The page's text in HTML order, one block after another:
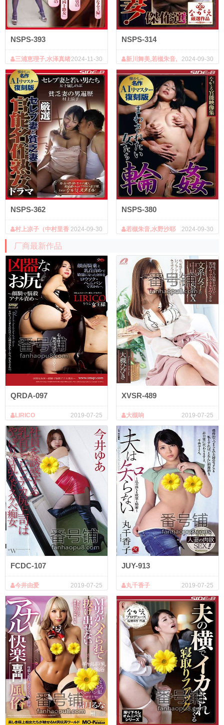
NSPS-393
2024-11-30
三浦恵理子,水泽真绪
（永沢真央美）,琥珀うた,川濑沙
耶香,村上凉子（中村里香子、黒木
菜穂）,真心实,艳堂诗织（远藤诗
织）,松下优香（爱乃彩音、藤咲优
香（PIKKUR））
NSPS-314
2024-09-30
新川舞美,若槻朱音,
藤宫樱花（真雪优ん）,平井柚叶
NSPS-362
2024-09-30
村上凉子（中村里香
NSPS-380
2024-09-30
若槻朱音,水野沙耶
厂商最新作品
QRDA-097
2019-07-25
LIRICO
XVSR-489
2019-07-25
大槻响
FCDC-107
2019-07-25
今井由爱
JUY-913
2019-07-25
丸千香子